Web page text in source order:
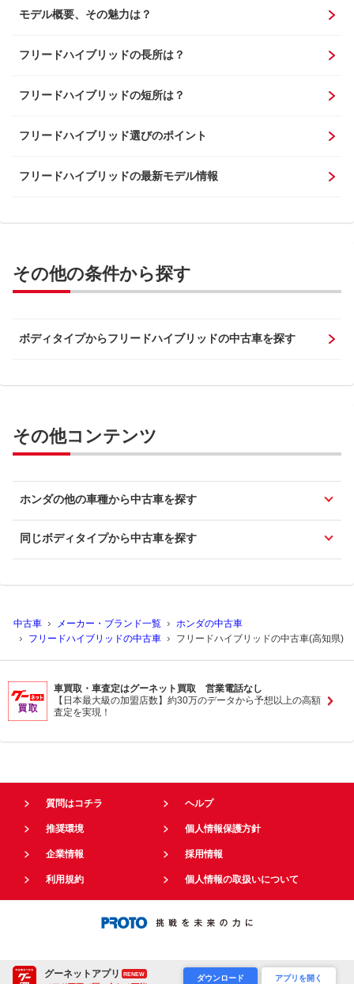
グーネットアプリ RENEW ダウンロード アプリを開く
モデル概要、その魅力は？
フリードハイブリッドの長所は？
フリードハイブリッドの短所は？
フリードハイブリッド選びのポイント
フリードハイブリッドの最新モデル情報
その他の条件から探す
ボディタイプからフリードハイブリッドの中古車を探す
その他コンテンツ
ホンダの他の車種から中古車を探す
同じボディタイプから中古車を探す
中古車 メーカー・ブランド一覧
ホンダの中古車
フリードハイブリッドの中古車
フリードハイブリッドの中古車(高知県)
車買取・車査定はグーネット買取 営業電話なし
【日本最大級の加盟店数】約30万のデータから予想以上の高額
査定を実現！
質問はコチラ ヘルプ
推奨環境 個人情報保護方針
企業情報 採用情報
利用規約 個人情報の取扱いについて